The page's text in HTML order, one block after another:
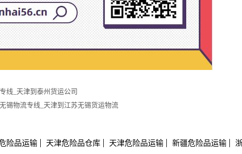
线_天津到泰州货运公司
锡物流专线_天津到江苏无锡货运物流
险品运输 天津危险品仓库 天津危险品运输 新疆危险品运输